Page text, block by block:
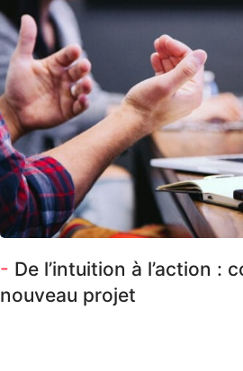
- De l’intuition à l’action :
nouveau projet